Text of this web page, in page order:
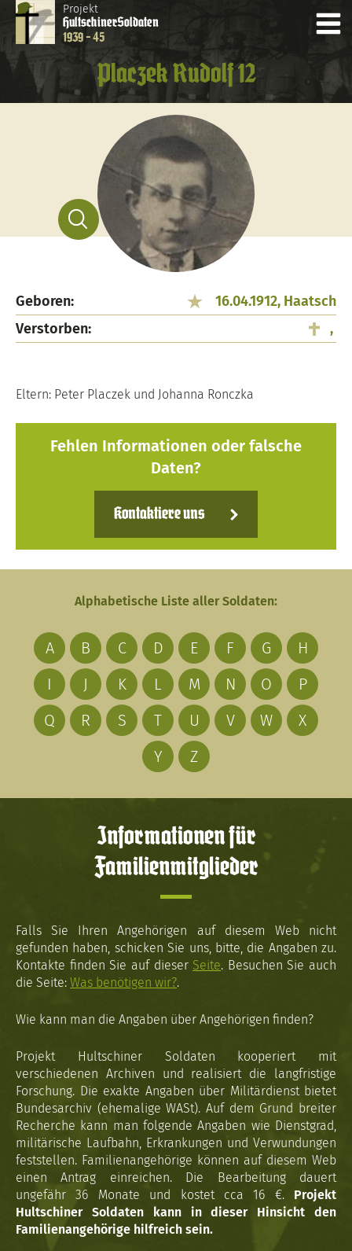
Projekt
HultschinerSoldaten
1939 - 45
Placzek Rudolf 12
Geboren:
16.04.1912, Haatsch
Verstorben:
,
Eltern: Peter Placzek und Johanna Ronczka
Fehlen Informationen oder falsche
Daten?
Kontaktiere uns
Alphabetische Liste aller Soldaten:
A B C D E F G
H
I
J K L M N O
P
Q
R S T U V W
X
Y
Z
Informationen für
Familienmitglieder
Falls Sie Ihren Angehörigen auf diesem Web nicht
gefunden haben, schicken Sie uns, bitte, die Angaben zu.
Kontakte finden Sie auf dieser Seite. Besuchen Sie auch
die Seite: Was benötigen wir?.
Wie kann man die Angaben über Angehörigen finden?
Projekt Hultschiner Soldaten kooperiert mit
verschiedenen Archiven und realisiert die langfristige
Forschung. Die exakte Angaben über Militärdienst bietet
Bundesarchiv (ehemalige WASt). Auf dem Grund breiter
Recherche kann man folgende Angaben wie Dienstgrad,
militärische Laufbahn, Erkrankungen und Verwundungen
feststellen. Familienangehörige können auf diesem Web
einen Antrag einreichen. Die Bearbeitung dauert
ungefähr 36 Monate und kostet cca 16 €. Projekt
Hultschiner Soldaten kann in dieser Hinsicht den
Familienangehörige hilfreich sein.